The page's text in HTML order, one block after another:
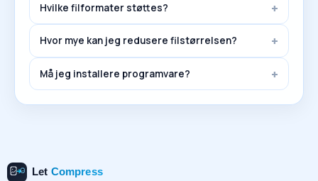
Hvilke filformater støttes?
Hvor mye kan jeg redusere filstørrelsen?
Må jeg installere programvare?